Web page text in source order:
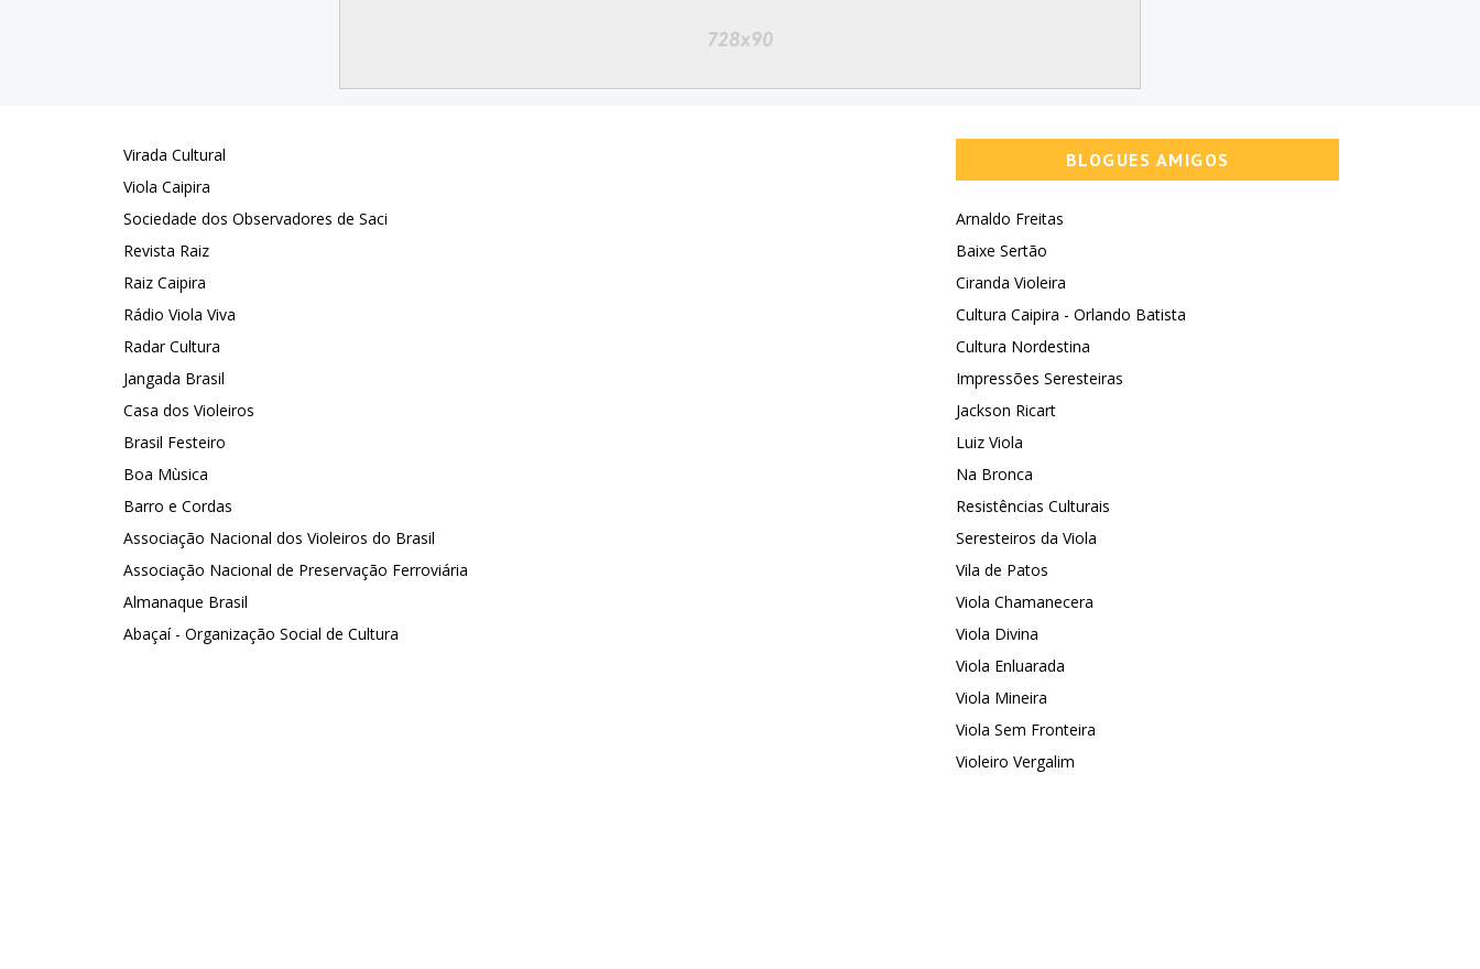
Virada Cultural
Viola Caipira
Sociedade dos Observadores de Saci
Revista Raiz
Raiz Caipira
Rádio Viola Viva
Radar Cultura
Jangada Brasil
Casa dos Violeiros
Brasil Festeiro
Boa Mùsica
Barro e Cordas
Associação Nacional dos Violeiros do Brasil
Associação Nacional de Preservação Ferroviária
Almanaque Brasil
Abaçaí - Organização Social de Cultura
BLOGUES AMIGOS
Arnaldo Freitas
Baixe Sertão
Ciranda Violeira
Cultura Caipira - Orlando Batista
Cultura Nordestina
Impressões Seresteiras
Jackson Ricart
Luiz Viola
Na Bronca
Resistências Culturais
Seresteiros da Viola
Vila de Patos
Viola Chamanecera
Viola Divina
Viola Enluarada
Viola Mineira
Viola Sem Fronteira
Violeiro Vergalim